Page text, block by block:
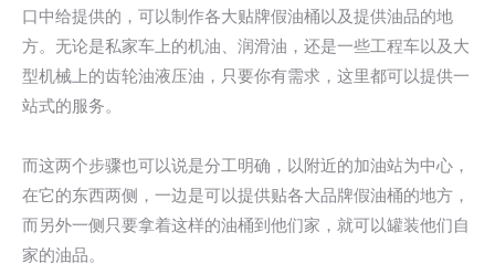
口中给提供的，可以制作各大贴牌假油桶以及提供油品的地
方。无论是私家车上的机油、润滑油，还是一些工程车以及大
型机械上的齿轮油液压油，只要你有需求，这里都可以提供一
站式的服务。
而这两个步骤也可以说是分工明确，以附近的加油站为中心，
在它的东西两侧，一边是可以提供贴各大品牌假油桶的地方，
而另外一侧只要拿着这样的油桶到他们家，就可以罐装他们自
家的油品。